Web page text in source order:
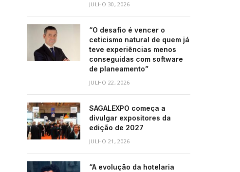
JULHO 30, 2026
“O desafio é vencer o
ceticismo natural de quem já
teve experiências menos
conseguidas com software
de planeamento”
JULHO 22, 2026
SAGALEXPO começa a
divulgar expositores da
edição de 2027
JULHO 21, 2026
“A evolução da hotelaria